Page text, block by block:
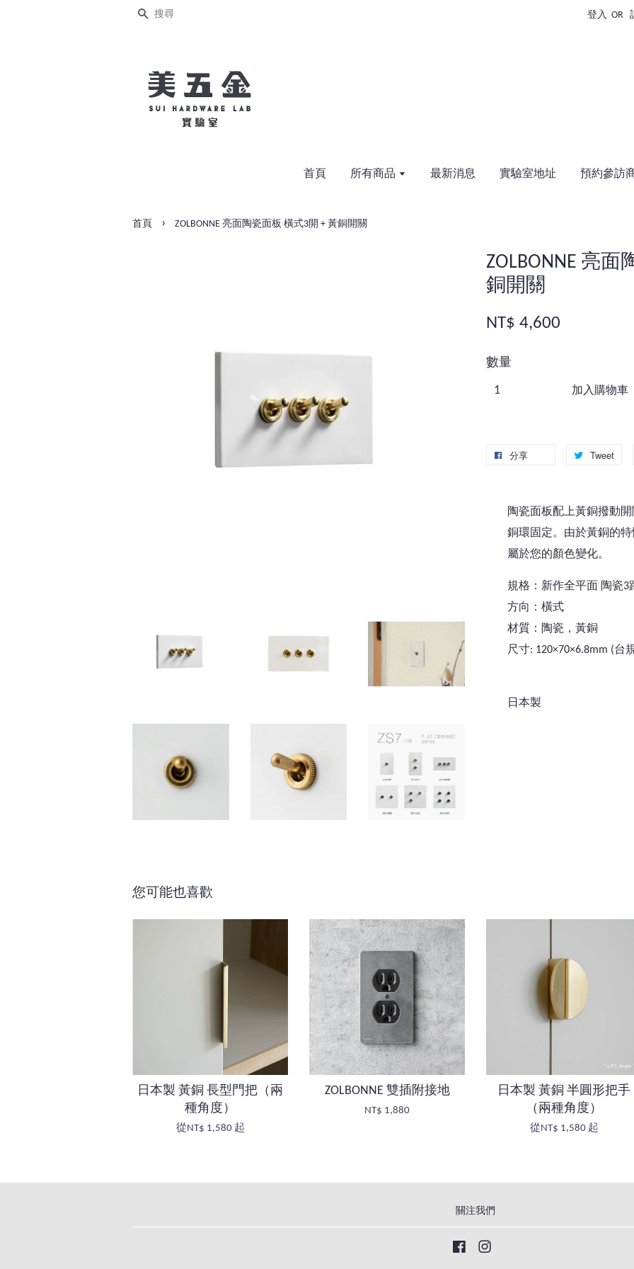
搜尋 登入 OR
首頁 所有商品 最新消息 實驗室地址 預約參訪
首頁 › ZOLBONNE 亮面陶瓷面板 橫式3開 + 黃銅開關
ZOLBONNE 亮
銅開關
NT$ 4,600
數量
加入購物車
分享 Tweet
陶瓷面板配上黃銅撥動開
銅環固定。由於黃銅的
屬於您的顏色變化。
規格：新作全平面 陶瓷3
方向：橫式
材質：陶瓷，黃銅
尺寸: 120×70×6.8mm (台
日本製
您可能也喜歡
日本製 黃銅 長型門把（兩
種角度）
從 NT$ 1,580 起
ZOLBONNE 雙插附接地
NT$ 1,880
日本製 黃銅 半圓形把手
（兩種角度）
從 NT$ 1,580 起
關注我們
Facebook